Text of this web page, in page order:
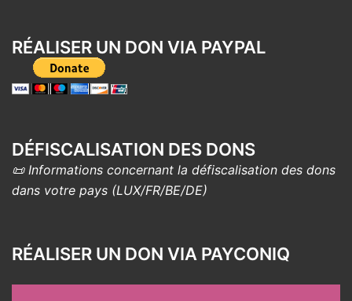
RÉALISER UN DON VIA PAYPAL
DÉFISCALISATION DES DONS
📜 Informations concernant la défiscalisation des dons
dans votre pays (LUX/FR/BE/DE)
RÉALISER UN DON VIA PAYCONIQ